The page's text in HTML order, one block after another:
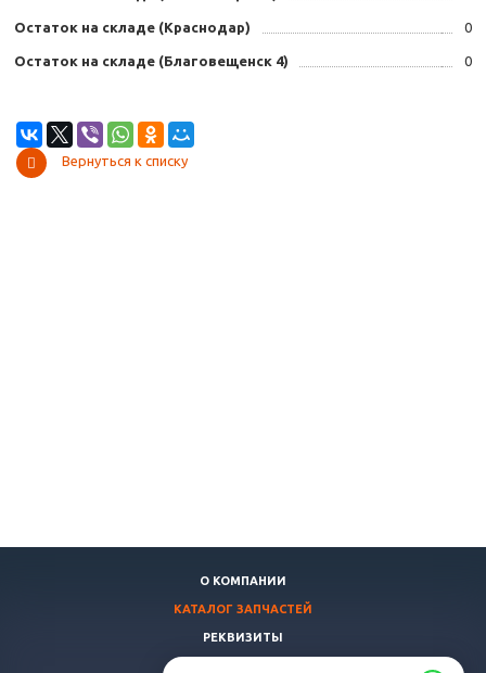
Остаток на складе (Краснодар) 0
Остаток на складе (Благовещенск 4) 0
Вернуться к списку
О КОМПАНИИ
КАТАЛОГ ЗАПЧАСТЕЙ
РЕКВИЗИТЫ